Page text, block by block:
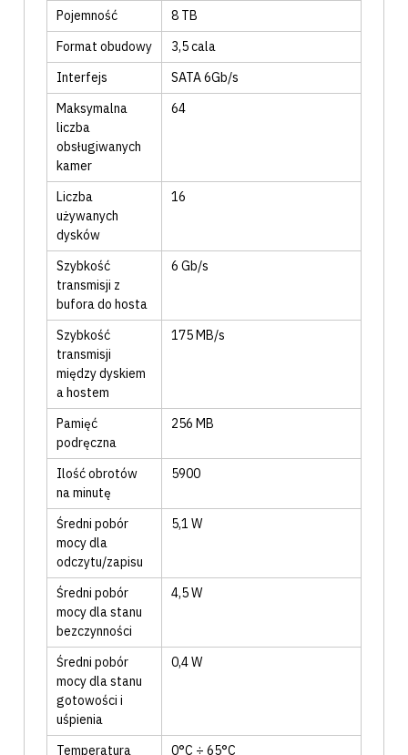
Pojemność
8 TB
Format obudowy
3,5cala
Interfejs
SATA 6Gb/s
Maksymalna
liczba
obsługiwanych
kamer
64
Liczba
używanych
dysków
16
Szybkość
transmisji z
bufora do hosta
6 Gb/s
Szybkość
transmisji
między dyskiem
a hostem
175 MB/s
Pamięć
podręczna
256 MB
Ilość obrotów
na minutę
5900
Średni pobór
mocy dla
odczytu/zapisu
5,1 W
Średni pobór
mocy dla stanu
bezczynności
4,5W
Średni pobór
mocy dla stanu
gotowości i
uśpienia
0,4W
Temperatura 0°C ÷ 65°C